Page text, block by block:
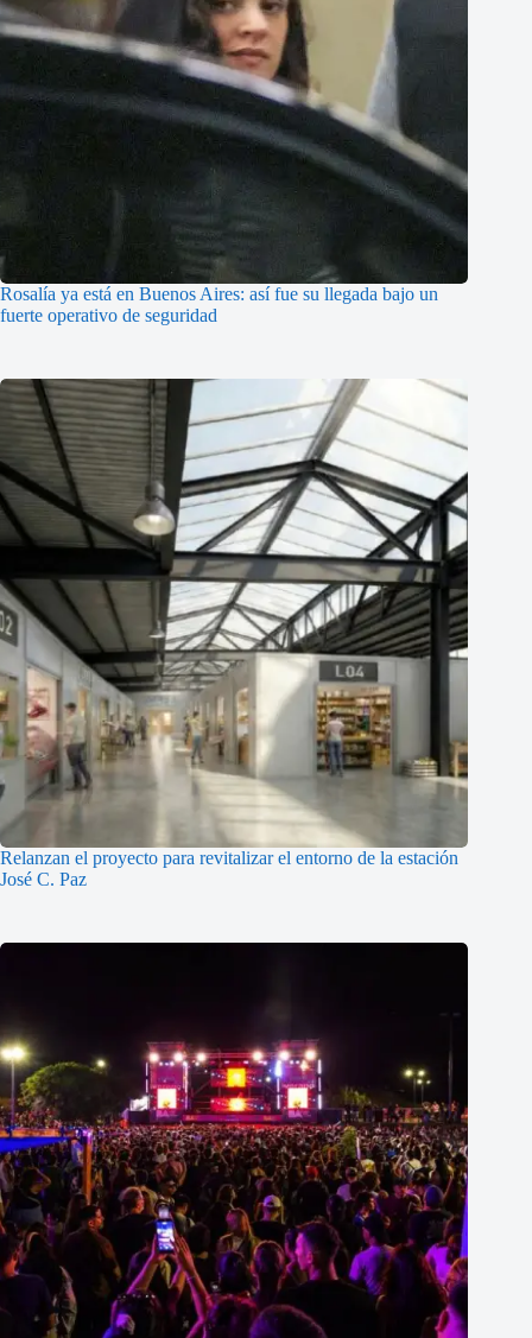
Rosalía ya está en Buenos Aires: así fue su llegada bajo un
fuerte operativo de seguridad
Relanzan el proyecto para revitalizar el entorno de la estación
José C. Paz